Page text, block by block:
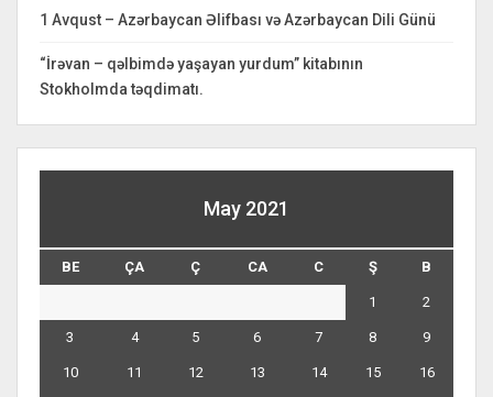
1 Avqust – Azərbaycan Əlifbası və Azərbaycan Dili Günü
“İrəvan – qəlbimdə yaşayan yurdum” kitabının
Stokholmda təqdimatı.
May 2021
BE ÇA Ç CA C Ş B
1 2
3 4 5 6 7 8 9
10 11 12 13 14 15 16